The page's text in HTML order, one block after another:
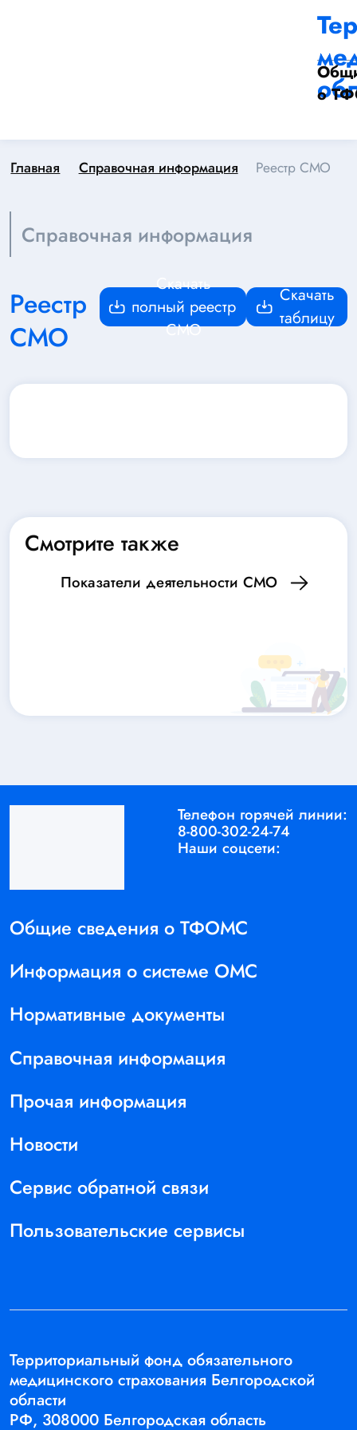
о
Главная Справочная информация Реестр СМО
Справочная информация
Реестр
СМО
Скачать
полный реестр
CМО
Скачать
таблицу
Смотрите также
Показатели деятельности СМО
Общие сведения о ТФОМС
Информация о системе ОМС
Нормативные документы
Справочная информация
Прочая информация
Новости
Сервис обратной связи
Пользовательские сервисы
Телефон горячей линии:
8-800-302-24-74
Наши соцсети:
Территориальный фонд обязательного
медицинского страхования Белгородской
области
РФ, 308000 Белгородская область